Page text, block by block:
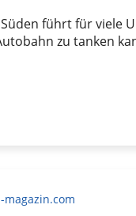
führt für viele
zu tanken
magazin.com